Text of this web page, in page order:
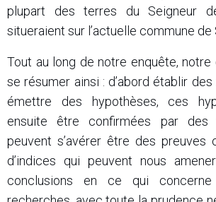
plupart des terres du Seigneur
situeraient sur l’actuelle commune de
Tout au long de notre enquête, notre
se résumer ainsi : d’abord établir
émettre des hypothèses, ces
ensuite être confirmées par des
peuvent s’avérer être des preuves
d’indices qui peuvent nous
conclusions en ce qui